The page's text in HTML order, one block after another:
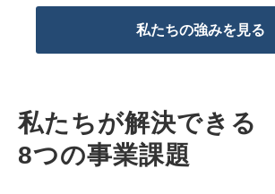
私たちの強みを見る
私たちが解決できる
8つの事業課題